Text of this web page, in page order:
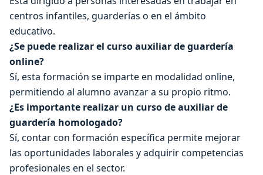
centros infantiles, guarderías o en el ámbito
educativo.
¿Se puede realizar el curso auxiliar de guardería
online?
Sí, esta formación se imparte en modalidad online,
permitiendo al alumno avanzar a su propio ritmo.
¿Es importante realizar un curso de auxiliar de
guardería homologado?
Sí, contar con formación específica permite mejorar
las oportunidades laborales y adquirir competencias
profesionales en el sector.